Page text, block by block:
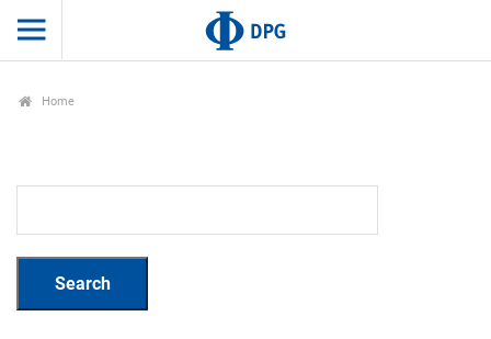
Home